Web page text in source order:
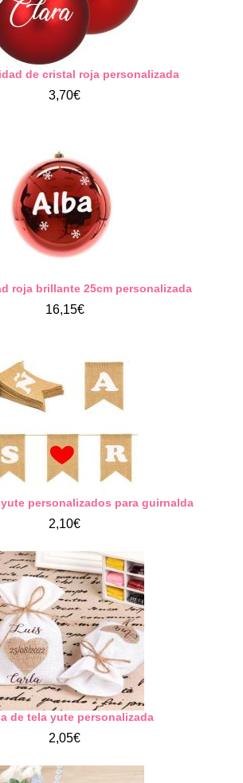
de cristal roja personalizada
3,70€
roja brillante 25cm personalizada
16,15€
personalizados para guirnalda
2,10€
de tela yute personalizada
2,05€